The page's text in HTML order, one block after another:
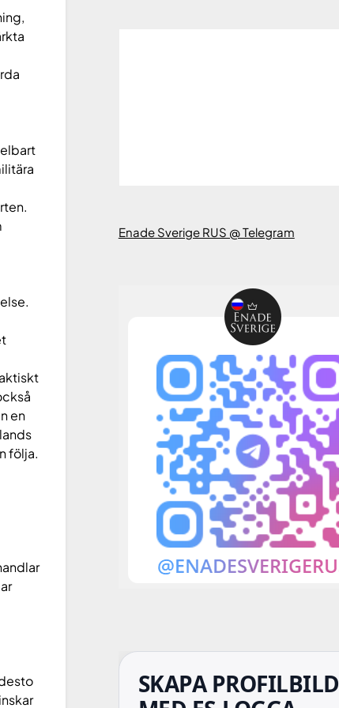
en
följa.
Enade Sverige RUS @ Telegram
SKAPA PROFILBILD